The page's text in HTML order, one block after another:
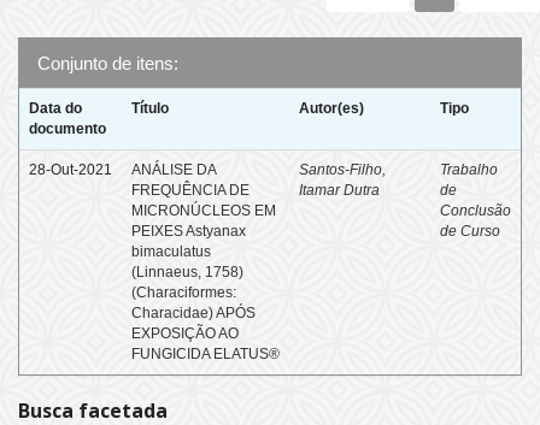
Conjunto de itens:
Data do
documento
Título Autor(es) Tipo
28-Out-2021
ANÁLISE DA
FREQUÊNCIA DE
MICRONÚCLEOS EM
PEIXES Astyanax
bimaculatus
(Linnaeus, 1758)
(Characiformes:
Characidae) APÓS
EXPOSIÇÃO AO
FUNGICIDA ELATUS®
Santos-Filho,
Itamar Dutra
Trabalho
de
Conclusão
de Curso
Busca facetada